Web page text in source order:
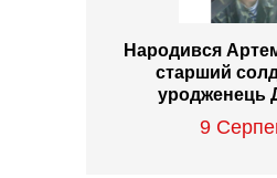
Народився
старший
уродженець
9